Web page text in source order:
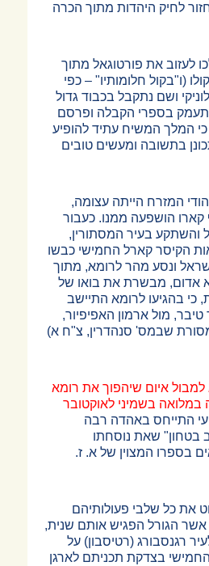
לחיק היהדות מתוך הכרה
לעזוב את פורטוגאל מתוך
(ו"בקול חלומותיו" – כפי
ושם נתקבל בכבוד גדול
בספרי הקבלה ופרסם
המלך המשיח עתיד להופיע
בתשובה ומעשים טובים
המזרח הייתה עצומה,
קארו הושפעה ממנו. כעבור
והשתקע בעיר המסתורין,
כאשר צבאות הקיסר קארל החמישי כבשו
ונסע מהר לרומא, מתוך
אדום, מבשרת את בואו של
בהגיעו לרומא התיישב
מול ארמון האפיפיור,
שבמס' סנהדרין, צ"ח א)
איום שיהפוך את רומא
במלואה בשמיני לאוקטובר
התייחס באהדה רבה
בטחון" שאת נוסחתו
בספרו המצוין של א. ז.
את כל שלבי פעולותיהם
הגורל הפגיש אותם שנית,
בצוותא בשנת 1532 לעיר רגנסבורג (רטיסבון) על
בצדקת תכניתם לארגן